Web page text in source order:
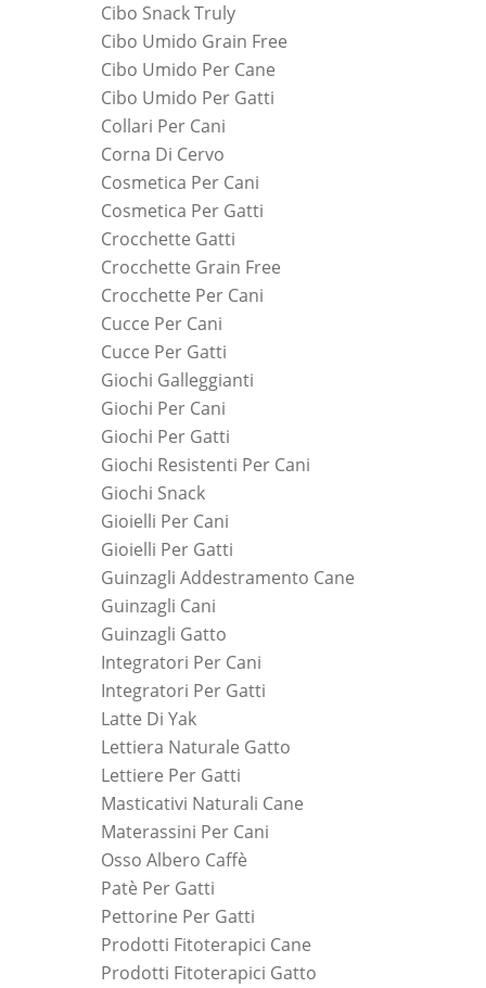
Cibo Snack Truly
Cibo Umido Grain Free
Cibo Umido Per Cane
Cibo Umido Per Gatti
Collari Per Cani
Corna Di Cervo
Cosmetica Per Cani
Cosmetica Per Gatti
Crocchette Gatti
Crocchette Grain Free
Crocchette Per Cani
Cucce Per Cani
Cucce Per Gatti
Giochi Galleggianti
Giochi Per Cani
Giochi Per Gatti
Giochi Resistenti Per Cani
Giochi Snack
Gioielli Per Cani
Gioielli Per Gatti
Guinzagli Addestramento Cane
Guinzagli Cani
Guinzagli Gatto
Integratori Per Cani
Integratori Per Gatti
Latte Di Yak
Lettiera Naturale Gatto
Lettiere Per Gatti
Masticativi Naturali Cane
Materassini Per Cani
Osso Albero Caffè
Patè Per Gatti
Pettorine Per Gatti
Prodotti Fitoterapici Cane
Prodotti Fitoterapici Gatto